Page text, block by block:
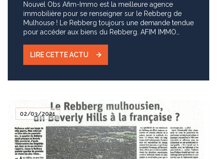
Nouvel Obs Afim-Immo est la meilleure agence
immobilière pour se renseigner sur le Rebberg de
Mulhouse ! Le Rebberg toujours une demande tendue
pour accéder aux biens du Rebberg. AFIM IMMO
l'Agence ou sur les supports de vente internet. Pour
être au courant au plus vite remplissez une "Alerte E-
LIRE CETTE ACTU
02/03/2021